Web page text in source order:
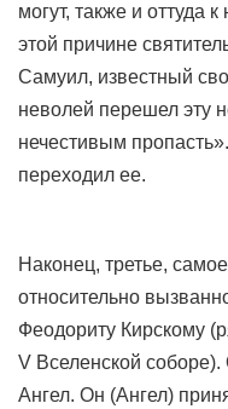
могут, также и оттуда
этой причине
Самуил, известный
неволей перешел эту
нечестивым
переходил ее.
Наконец, третье,
относительно
Феодориту Кирскому
V Вселенской
Ангел. Он (Ангел)